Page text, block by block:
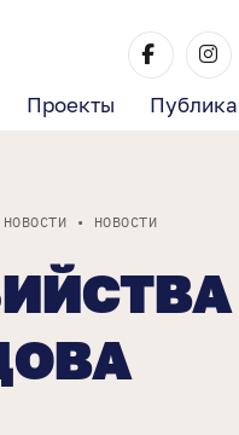
Проекты
НОВОСТИ • НОВОСТИ